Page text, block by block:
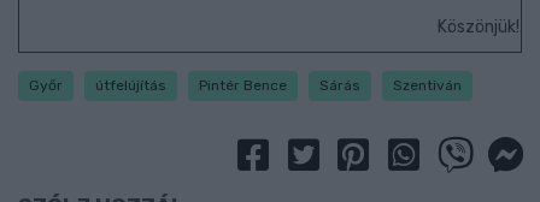
Köszönjük!
Győr útfelújítás Pintér Bence Sárás Szentiván